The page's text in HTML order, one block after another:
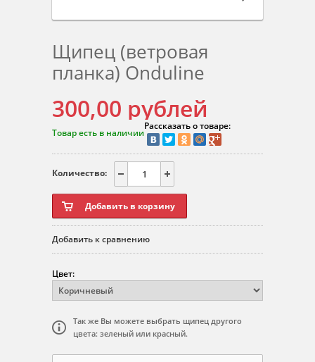
Щипец (ветровая
планка) Onduline
300,00 рублей
Товар есть в наличии
Рассказать о товаре:
Количество:
Добавить к сравнению
Цвет:
Так же Вы можете выбрать щипец другого
цвета: зеленый или красный.